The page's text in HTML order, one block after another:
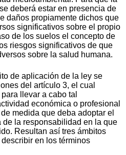
deberá estar en presencia de
daños propiamente dichos que
significativos sobre el propio
de los suelos el concepto de
riesgos significativos de que
sobre la salud humana.
de aplicación de la ley se
del artículo 3, el cual
llevar a cabo tal
económica o profesional
medida que deba adoptar el
de la responsabilidad en la que
Resultan así tres ámbitos
en los términos